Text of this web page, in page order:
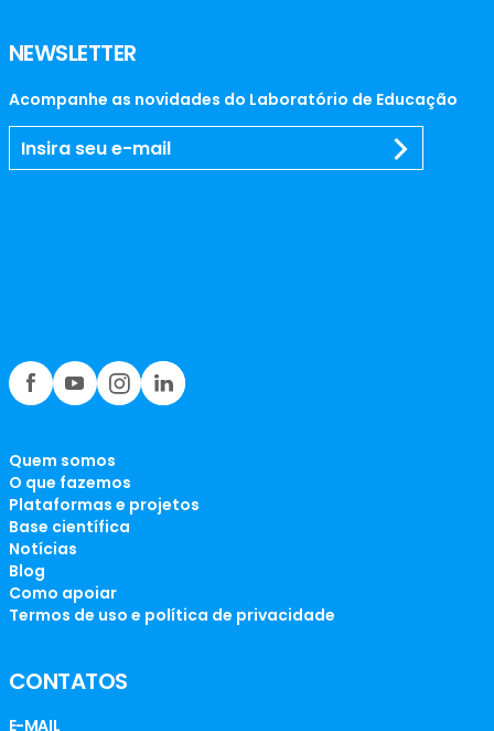
NEWSLETTER
Acompanhe as novidades do Laboratório de Educação
Quem somos
O que fazemos
Plataformas e projetos
Base científica
Notícias
Blog
Como apoiar
Termos de uso e política de privacidade
CONTATOS
E-MAIL